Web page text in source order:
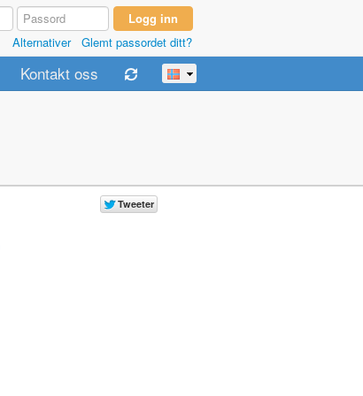
Alternativer Glemt passordet ditt?
Kontakt oss